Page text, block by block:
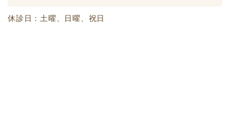
休診日：土曜、日曜、祝日